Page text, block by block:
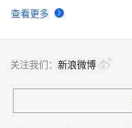
查看更多
关注我们： 新浪微博